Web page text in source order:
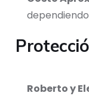
Roberto y